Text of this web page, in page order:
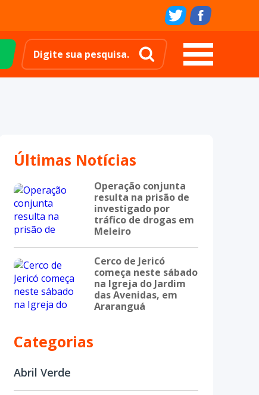
Últimas Notícias
Operação conjunta
resulta na prisão de
investigado por
tráfico de drogas em
Meleiro
Cerco de Jericó
começa neste sábado
na Igreja do Jardim
das Avenidas, em
Araranguá
Categorias
Abril Verde